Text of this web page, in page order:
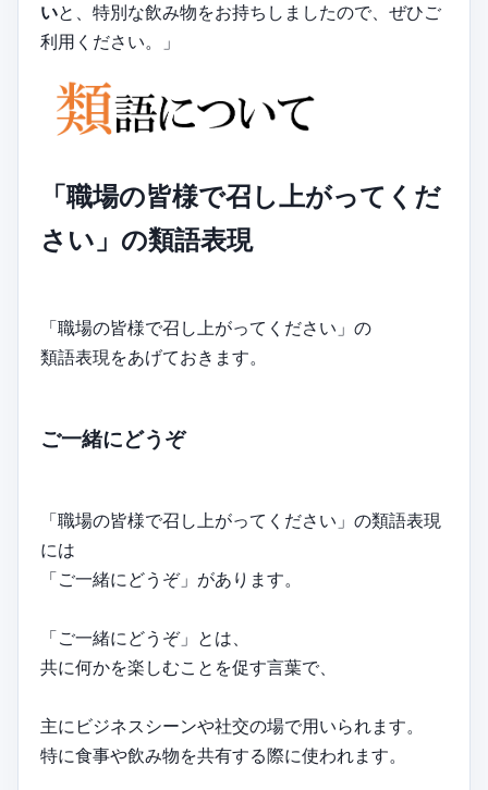
いと、特別な飲み物をお持ちしましたので、ぜひご
利用ください。」
「職場の皆様で召し上がってくだ
さい」の類語表現
「職場の皆様で召し上がってください」の
類語表現をあげておきます。
ご一緒にどうぞ
「職場の皆様で召し上がってください」の類語表現
には
「ご一緒にどうぞ」があります。
「ご一緒にどうぞ」とは、
共に何かを楽しむことを促す言葉で、
主にビジネスシーンや社交の場で用いられます。
特に食事や飲み物を共有する際に使われます。